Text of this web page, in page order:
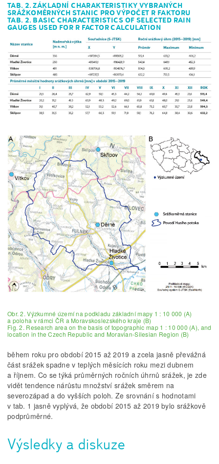
TAB. 2. ZÁKLADNÍ CHARAKTERISTIKY VYBRANÝCH
SRÁŽKOMĚRNÝCH STANIC PRO VÝPOČET R FAKTORU
TAB. 2. BASIC CHARACTERISTICS OF SELECTED RAIN
GAUGES USED FOR R FACTOR CALCULATION
Obr. 2. Výzkumné území na podkladu základní mapy 1 : 10 000 (A)
a poloha v rámci ČR a Moravskoslezského kraje (B)
Fig. 2. Research area on the basis of topographic map 1 : 10 000 (A), and
location in the Czech Republic and Moravian-Silesian Region (B)
během roku pro období 2015 až 2019 a zcela jasně převážná
část srážek spadne v teplých měsících roku mezi dubnem
a říjnem. Co se týká průměrných ročních úhrnů srážek, je zde
vidět tendence nárůstu množství srážek směrem na
severozápad a do vyšších poloh. Ze srovnání s hodnotami
v tab. 1 jasně vyplývá, že období 2015 až 2019 bylo srážkově
podprůměrné.
Výsledky a diskuze